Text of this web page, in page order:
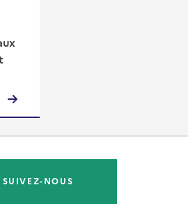
SUIVEZ-NOUS